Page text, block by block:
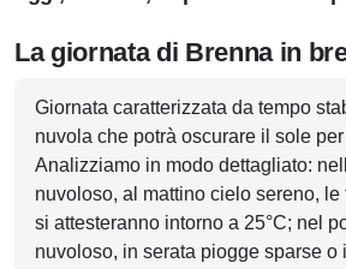
La giornata di Brenna in
Giornata caratterizzata da tempo
nuvola che potrà oscurare il sole
Analizziamo in modo dettagliato:
nuvoloso, al mattino cielo sereno,
si attesteranno intorno a 25°C; nel
nuvoloso, in serata piogge sparse o